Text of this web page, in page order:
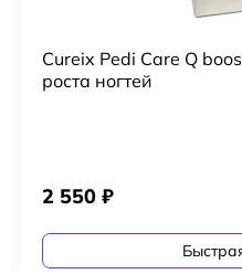
Cureix Pedi Care Q
роста ногтей
2 550 ₽